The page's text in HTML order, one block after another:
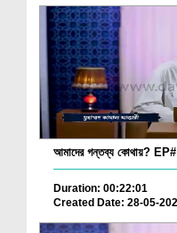
আমাদের গন্তব্য কোথায়?
Duration: 00:22:01
Created Date: 28-05-